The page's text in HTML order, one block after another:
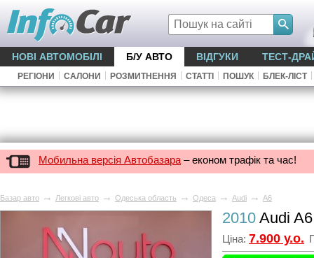
НОВІ АВТОМОБІЛІ Б/У АВТО ВІДГУКИ ТЕСТ-
РЕГІОНИ САЛОНИ РОЗМИТНЕННЯ СТАТТІ ПОШУК БЛЕК-ЛІСТ
Мобильна версія Автобазара – економ трафік та час!
Базар авто → Легкові авто → Одеська область → Одеса → Audi → A6
2010 Audi A6
Ціна: 7.900 у.о.